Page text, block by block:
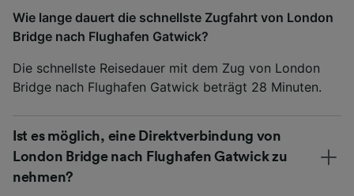
Wie lange dauert die schnellste Zugfahrt von London
Bridge nach Flughafen Gatwick?
Die schnellste Reisedauer mit dem Zug von London
Bridge nach Flughafen Gatwick beträgt 28 Minuten.
Ist es möglich, eine Direktverbindung von
London Bridge nach Flughafen Gatwick zu
nehmen?